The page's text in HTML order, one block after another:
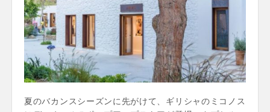
夏のバカンスシーズンに先がけて、ギリシャのミコノス